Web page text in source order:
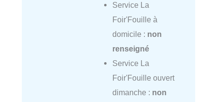
Service La
Foir'Fouille à
domicile : non
renseigné
Service La
Foir'Fouille ouvert
dimanche : non